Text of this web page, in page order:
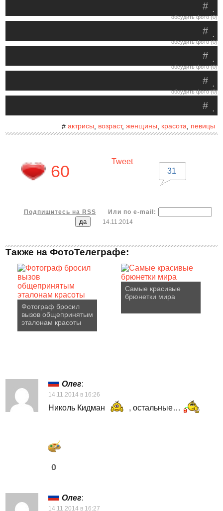
.
#
обсудить фото (0)
.
#
обсудить фото (0)
.
#
обсудить фото (0)
.
#
обсудить фото (0)
.
#
# актрисы возраст, женщины красота, певицы
60
Tweet
31
Подпишитесь на RSS
Или по e-mail:
14.11.2014
Также на ФотоТелеграфе:
Фотограф бросил
вызов общепринятым
эталонам красоты
Самые красивые
брюнетки мира
Олег:
14.11.2014 в 16:26
Николь Кидман , остальные…
0
Олег:
14.11.2014 в 16:27